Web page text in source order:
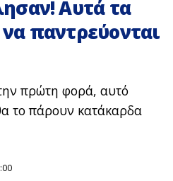
Αυτά τα
παντρεύονται
πρώτη φορά, αυτό
το πάρουν κατάκαρδα